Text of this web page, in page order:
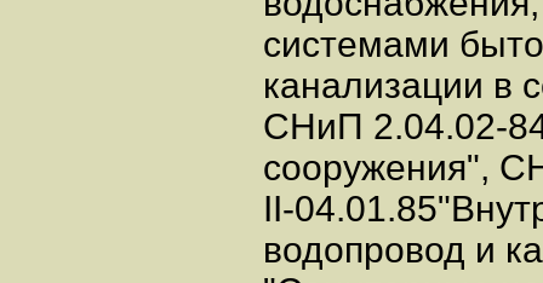
системами
канализации в
СНиП 2.04.02-
сооружения",
II-
водопровод и